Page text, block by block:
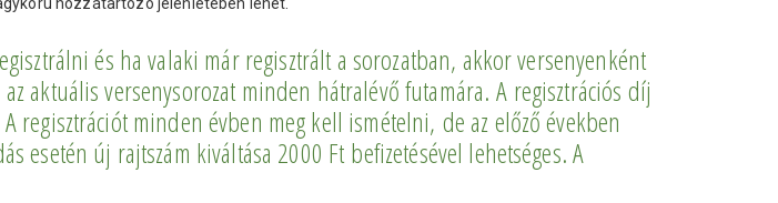
és ha valaki már regisztrált a sorozatban, akkor versenyenként
aktuális versenysorozat minden hátralévő futamára. A regisztrációs díj
regisztrációt minden évben meg kell ismételni, de az előző években
esetén új rajtszám kiváltása 2000 Ft befizetésével lehetséges. A